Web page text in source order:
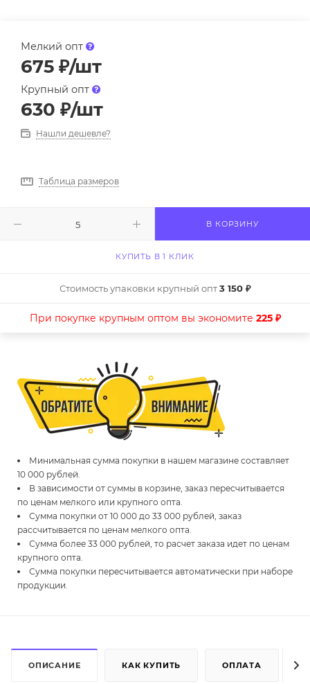
Мелкий опт
675 ₽/шт
Крупный опт
630 ₽/шт
Нашли дешевле?
Таблица размеров
В КОРЗИНУ
КУПИТЬ В 1 КЛИК
Стоимость упаковки крупный опт3 150 ₽
При покупке крупным оптом вы экономите 225 ₽
Минимальная сумма покупки в нашем магазине составляет
10 000 рублей.
В зависимости от суммы в корзине, заказ пересчитывается
по ценам мелкого или крупного опта.
Сумма покупки от 10 000 до 33 000 рублей, заказ
рассчитывается по ценам мелкого опта.
Сумма более 33 000 рублей, то расчет заказа идет по ценам
крупного опта.
Сумма покупки пересчитывается автоматически при наборе
продукции.
ОПИСАНИЕ КАК КУПИТЬ ОПЛАТА